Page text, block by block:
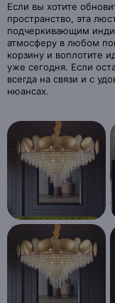
Если вы хотите
пространство, эта
подчеркивающим
атмосферу в любом
корзину и воплотите
уже сегодня. Если
всегда на связи и с
нюансах.